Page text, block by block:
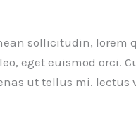
sollicitudin,
eget euismod orci.
ut tellus mi.